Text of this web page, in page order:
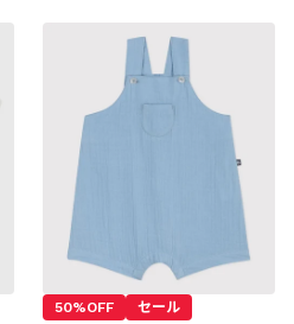
50%OFF セール